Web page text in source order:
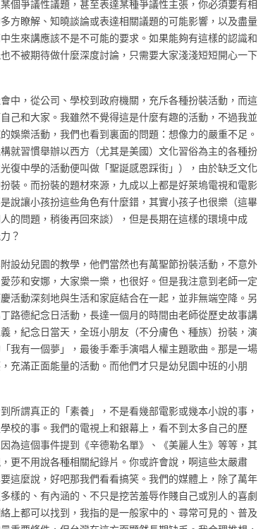
個爭議性議題，甚至表達某種爭議性主張，你必須要有相
方瞭解、知曉談論或表達相關議題的可能影響，以及盡量
生來講應該不是不可能的要求。如果能夠有這樣的認識和
不被期待做什麼深度討論，只需要大家淺淺短短開心一下
中，從公司、學校到政府機關，充斥各種扮裝活動，而這
己和大家。我雖然不覺得這是什麼有趣的活動，不過我並
娛樂活動，我們也看到裏面的問題：想像力的嚴重不足。
就習慣舉辦以西方（尤其是美國）文化習俗為主的各種扮
復中學的活動便叫做「聖誕感恩踩街」），由於缺乏文化
裝。而扮裝的題材來源，九成以上都是好萊塢電視和電影
說讓小孩扮這些角色有什麼錯，其實小孩子也很樂（這畢
的問題，稍後再回來談），但是長期在這樣的環境中成
？
設幼兒園的教學，他們當然也有萬聖節扮裝活動，不意外
莎和安娜，大家樂一樂，也很好。但是我注意到老師一定
活動深刻地與生活和家庭結合在一起，並非無端空降。另
路德紀念日活動，長達一個月的時間由老師從歷史故事講
，紀念日當天，全班小朋友（不分膚色、種族）扮裝，演
我有一個夢」，最後手牽手演唱人權主題歌曲。那是一場
充滿正面能量的活動。而他們才只是幼兒園中班的小朋
所謂真正的「素養」，不是看幾部電影或幾本小說的事，
校的事。我們的電視上和銀幕上，看不到太多自己的歷
為這個事件提到《辛德勒名單》、《美麗人生》等等，其
更不用說各種相關紀錄片。你或許會說，啊這些太嚴肅
這麼說，好吧那我們看看搞笑。我們的媒體上，除了萬年
樣的、有內涵的、不只是挖苦羞辱作賤自己或別人的喜劇
上都可以找到，我指的是一般家中的、尋常可見的、普及